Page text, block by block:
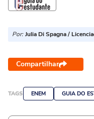
Por: Julia Di Spagna /
Compartilhar
TAGS ENEM GUIA DO